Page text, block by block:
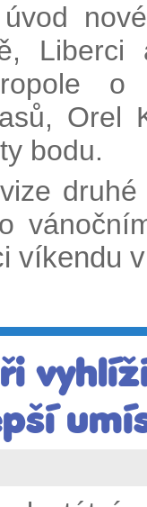
Liberci
o
Orel
bodu.
víkendu